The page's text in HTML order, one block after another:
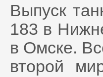
Выпуск
183 в
в Омске.
второй